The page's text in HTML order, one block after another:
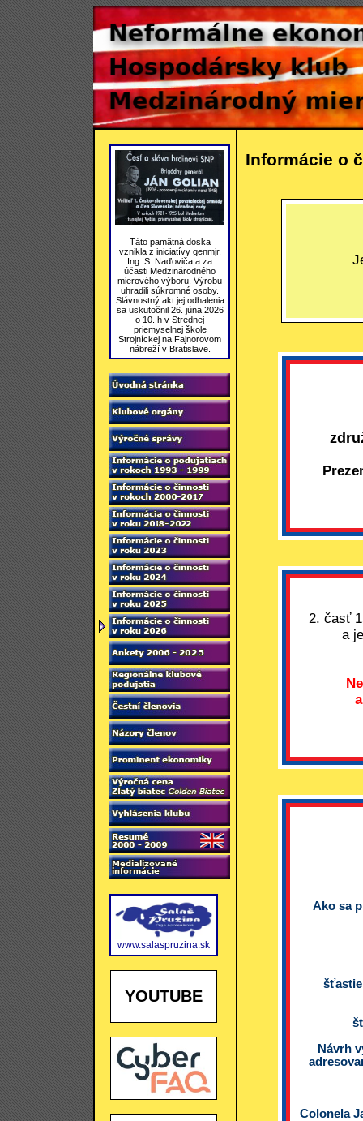
Táto pamätná doska
vznikla z iniciatívy genmjr.
Ing. S. Naďoviča a za
účasti Medzinárodného
mierového výboru. Výrobu
uhradili súkromné osoby.
Slávnostný akt jej odhalenia
sa uskutočnil 26. júna 2026
o 10. h v Strednej
priemyselnej škole
Strojníckej na Fajnorovom
nábreží v Bratislave.
www.salaspruzina.sk
YOUTUBE
Informácie o
2. časť
a
Ako sa
Návrh
Colonela